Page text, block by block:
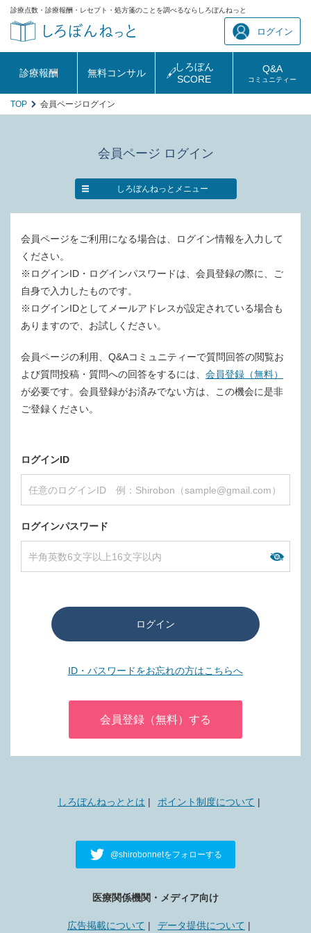
診療点数・診療報酬・レセプト・処方箋のことを調べるならしろぼんねっと
ログイン
診療報酬 無料コンサル
しろぼん
SCORE
Q&A
コミュニティー
TOP 会員ページログイン
会員ページ ログイン
しろぼんねっとメニュー
会員ページをご利用になる場合は、ログイン情報を入力して
ください。
※ログインID・ログインパスワードは、会員登録の際に、ご
自身で入力したものです。
※ログインIDとしてメールアドレスが設定されている場合も
ありますので、お試しください。
会員ページの利用、Q&Aコミュニティーで質問回答の閲覧お
よび質問投稿・質問への回答をするには、 会員登録（無料）
が必要です。会員登録がお済みでない方は、この機会に是非
ご登録ください。
ログインID
ログインパスワード
ログイン
ID・パスワードをお忘れの方はこちらへ
会員登録（無料）する
しろぼんねっととは ポイント制度について
@shirobonnetをフォローする
医療関係機関・メディア向け
広告掲載について データ提供について